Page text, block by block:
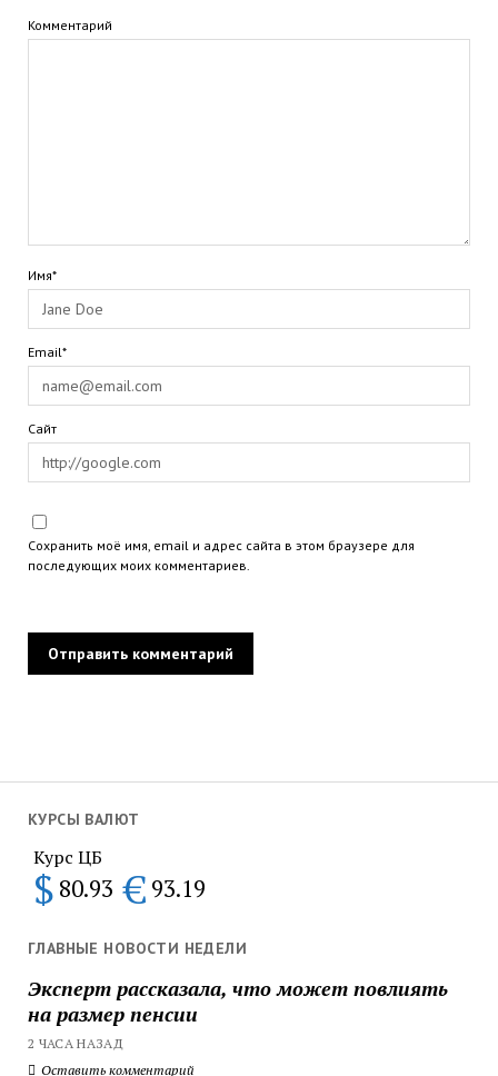
КУРСЫ ВАЛЮТ
Курс ЦБ
$ 80.93 € 93.19
ГЛАВНЫЕ НОВОСТИ НЕДЕЛИ
Эксперт рассказала, что может повлиять
на размер пенсии
2 ЧАСА НАЗАД
Оставить комментарий
Комментарий
Имя*
Email*
Сайт
Сохранить моё имя, email и адрес сайта в этом браузере для
последующих моих комментариев.